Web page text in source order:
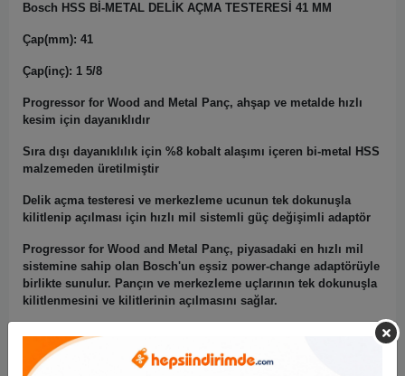
Bosch HSS Bİ-METAL DELİK AÇMA TESTERESİ 41 MM
Çap(mm): 41
Çap(inç): 1 5/8
Progressor for Wood and Metal Panç, ahşap ve metalde hızlı
kesim için dayanıklıdır
Sıra dışı dayanıklılık için %8 kobalt alaşımı içeren bi-metal HSS
malzemeden üretilmiştir
Delik açma testeresi ve merkezleme ucunun tek dokunuşla
kilitlenip açılması için hızlı mil sistemli güç değişimli adaptör
Progressor for Wood and Metal Panç, piyasadaki en hızlı mil
sistemine sahip olan Bosch'un eşsiz power-change adaptörüyle
birlikte sunulur. Pançın ve merkezleme uçlarının tek dokunuşla
kilitlenmesini ve kilitlerinin açılmasını sağlar.